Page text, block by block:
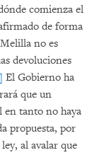
comienza el
de forma
no es
devoluciones
El Gobierno ha
que un
tanto no haya
propuesta, por
al avalar que